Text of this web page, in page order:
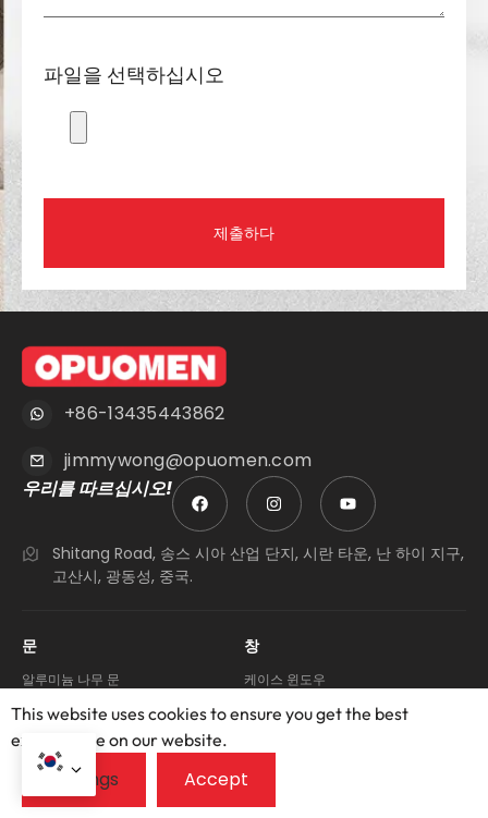
파일을 선택하십시오
제출하다
+86-13435443862
jimmywong@opuomen.com
우리를 따르십시오!
Shitang Road, 송스 시아 산업 단지, 시란 타운, 난 하이 지구,
고산시, 광동성, 중국.
문
알루미늄 나무 문
슬라이딩 도어
포켓 도어
접이식 문
창
케이스 윈도우
슬라이딩 창
This website uses cookies to ensure you get the best
exprerience on our website.